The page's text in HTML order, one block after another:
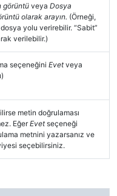
görüntüveya Dosya
olarak arayın. (Örneği,
dosya yolu verirebilir. “Sabit”
verilebilir.)
seçeneğini Evetveya
metin doğrulaması
EğerEvetseçeneği
metnini yazarsanız ve
seçebilirsiniz.